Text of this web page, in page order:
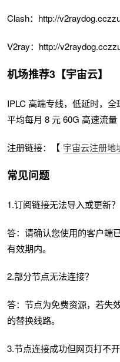
Clash：http://
V2ray：http://
机场推荐3【宇宙云】
IPLC 高端专线，低延时，全
平均每月 8 元 60G 高速流量
注册链接：【 宇宙云注册地
常见问题
1.订阅链接无法导入或更新？
答：请确认您使用的客户端
有效期内。
2.部分节点无法连接？
答：节点为免费资源，若失
的替换线路。
3.节点连接成功但网页打不开